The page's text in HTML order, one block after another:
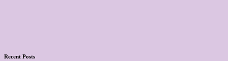
Recent Posts